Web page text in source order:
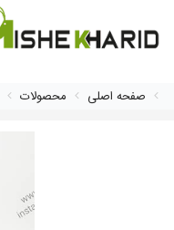
صفحه اصلی
محصولات